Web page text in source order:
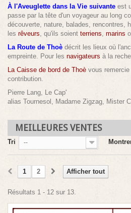
À l'Aveuglette dans la Vie suivante est
passe par la tête d'un voyageur au long
découverte, nature, balades, rencontres,
les rêveurs, qu'ils soient terriens, marins
La Route de Thoè décrit les lieux où
empreinte. Pour les navigateurs à la
La Caisse de bord de Thoè vous
contribution.
Pierre Lang, Le Cap'
alias Tournesol, Madame Zigzag, Mister
MEILLEURES VENTES
Tri --
Afficher tout
1 2
Résultats 1 - 12 sur 13.